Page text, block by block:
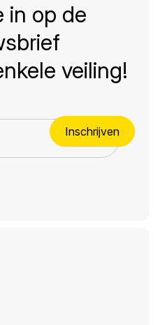
in op de
veiling!
Inschrijven